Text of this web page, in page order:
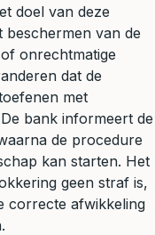
doel van deze
beschermen van de
onrechtmatige
dat de
met
bank informeert de
de procedure
kan starten. Het
geen straf is,
correcte afwikkeling